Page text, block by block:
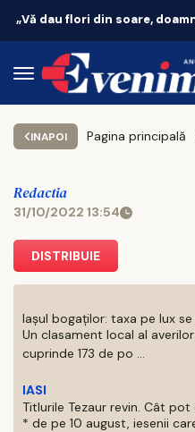
Vacanțe
INAPOI Pagina principală
Redactia
31/10/2022 13:54
DISTRIBUIE
Iașul bogaților: taxa pe lux
Un clasament local al
cuprinde 173 de po ...
IASI
Titlurile Tezaur revin. Cât
* de pe 10 august, iesenii